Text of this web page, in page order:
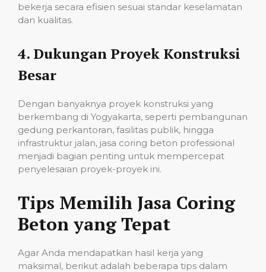
bekerja secara efisien sesuai standar keselamatan
dan kualitas.
4. Dukungan Proyek Konstruksi
Besar
Dengan banyaknya proyek konstruksi yang
berkembang di Yogyakarta, seperti pembangunan
gedung perkantoran, fasilitas publik, hingga
infrastruktur jalan, jasa coring beton professional
menjadi bagian penting untuk mempercepat
penyelesaian proyek-proyek ini.
Tips Memilih Jasa Coring
Beton yang Tepat
Agar Anda mendapatkan hasil kerja yang
maksimal, berikut adalah beberapa tips dalam